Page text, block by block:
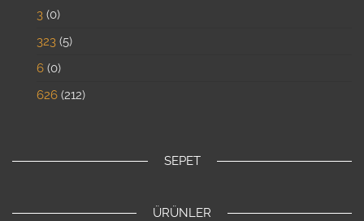
3 0
323 5
6 0
626 212
SEPET
ÜRÜNLER